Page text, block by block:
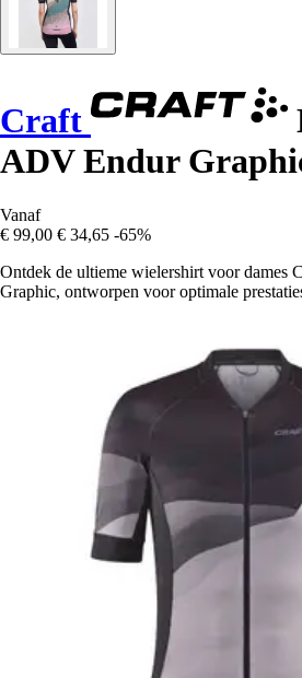
Craft
ADV Endur
Vanaf
€ 99,00 € 34,65 -65%
Ontdek de ultieme wielershirt voor dames
Graphic, ontworpen voor optimale